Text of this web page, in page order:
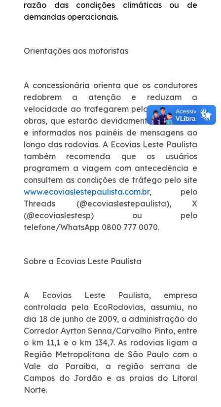
razão das condições climáticas ou de
demandas operacionais.
Orientações aos motoristas
A concessionária orienta que os condutores
redobrem a atenção e reduzam a
velocidade ao trafegarem pelos trechos em
obras, que estarão devidamente sinalizados
e informados nos painéis de mensagens ao
longo das rodovias. A Ecovias Leste Paulista
também recomenda que os usuários
programem a viagem com antecedência e
consultem as condições de tráfego pelo site
www.ecoviaslestepaulista.com.br, pelo
Threads (@ecoviaslestepaulista), X
(@ecoviaslestesp) ou pelo
telefone/WhatsApp 0800 777 0070.
Sobre a Ecovias Leste Paulista
A Ecovias Leste Paulista, empresa
controlada pela EcoRodovias, assumiu, no
dia 18 de junho de 2009, a administração do
Corredor Ayrton Senna/Carvalho Pinto, entre
o km 11,1 e o km 134,7. As rodovias ligam a
Região Metropolitana de São Paulo com o
Vale do Paraíba, a região serrana de
Campos do Jordão e as praias do Litoral
Norte.